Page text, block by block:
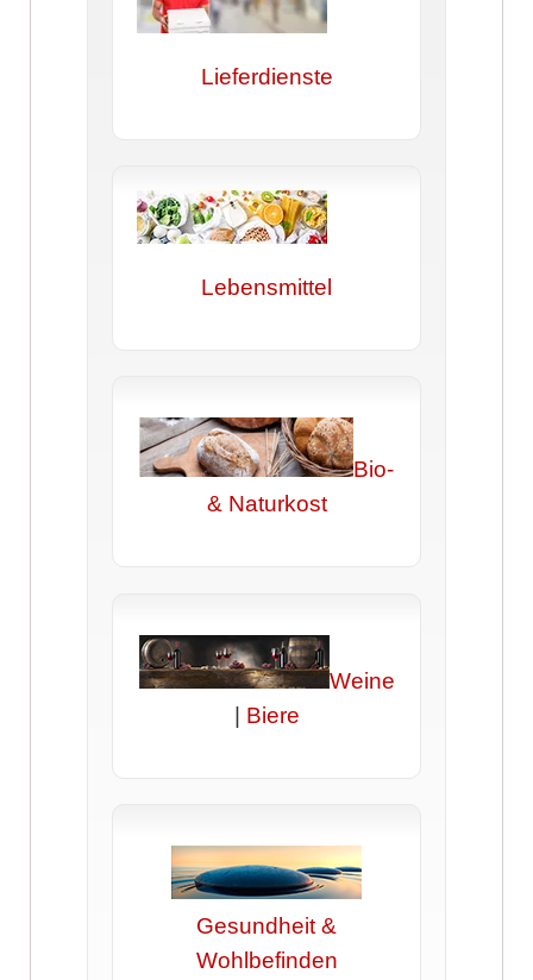
Lieferdienste
Lebensmittel
Bio-
& Naturkost
Weine
| Biere
Gesundheit &
Wohlbefinden